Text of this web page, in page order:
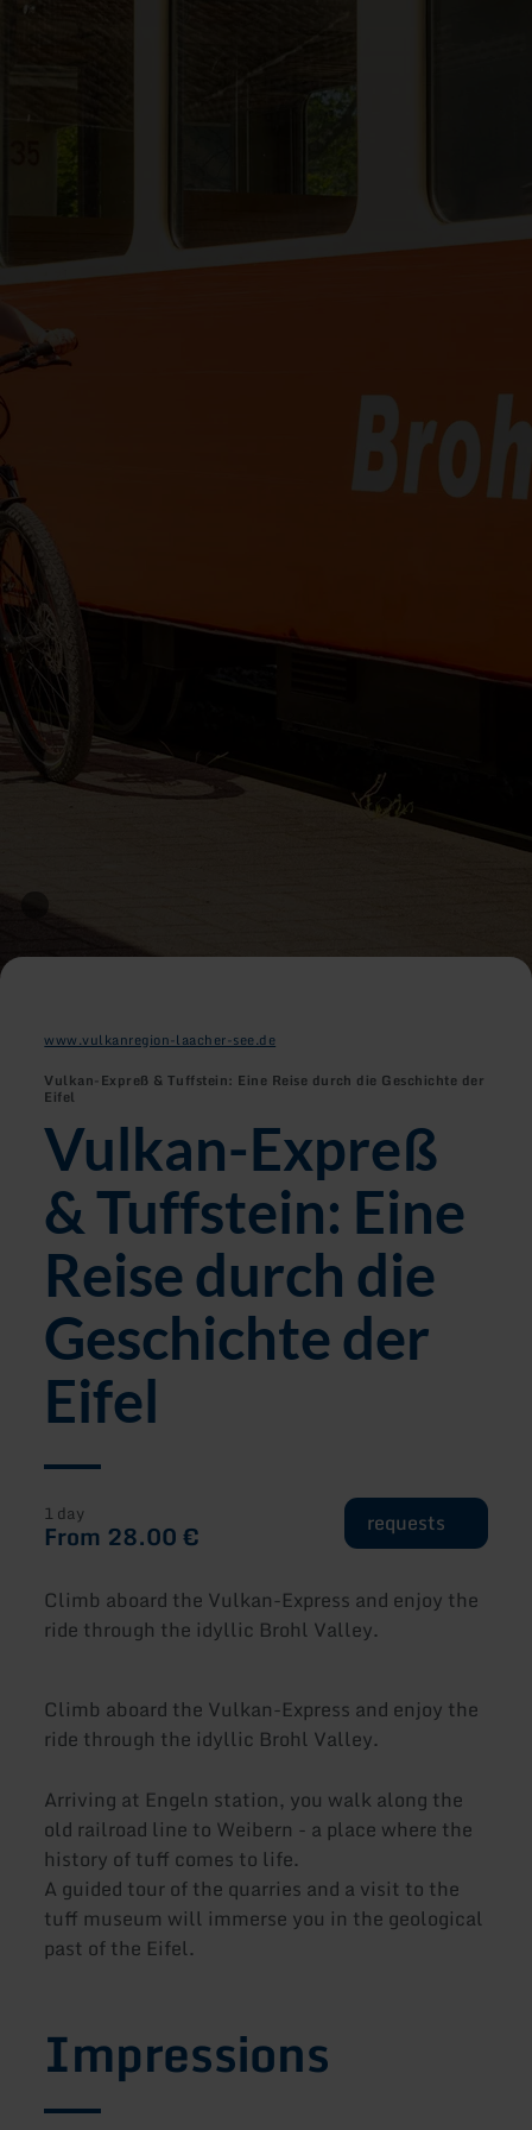
www.vulkanregion-laacher-see.de
Vulkan-Expreß & Tuffstein: Eine Reise durch die Geschichte der
Eifel
Vulkan-Expreß
& Tuffstein: Eine
Reise durch die
Geschichte der
Eifel
1 day
From 28.00 € requests
Climb aboard the Vulkan-Express and enjoy the
ride through the idyllic Brohl Valley.
Climb aboard the Vulkan-Express and enjoy the
ride through the idyllic Brohl Valley.
Arriving at Engeln station, you walk along the
old railroad line to Weibern - a place where the
history of tuff comes to life.
A guided tour of the quarries and a visit to the
tuff museum will immerse you in the geological
past of the Eifel.
Impressions